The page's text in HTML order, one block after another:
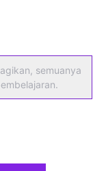
semuanya